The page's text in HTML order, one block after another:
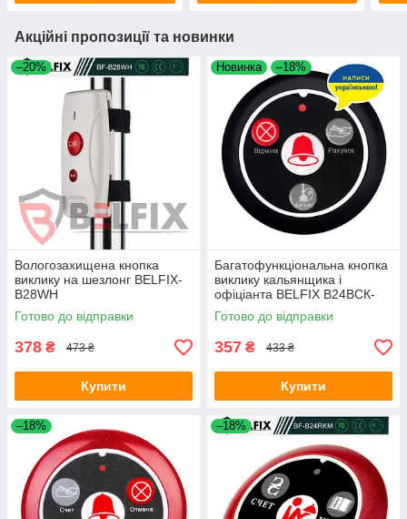
Акційні пропозиції та новинки
–20%
Вологозахищена кнопка
виклику на шезлонг BELFIX-
B28WH
Готово до відправки
378 ₴ 473 ₴
Купити
Новинка –18%
Багатофункціональна кнопка
виклику кальянщика і
офіціанта BELFIX В24ВСК-
UKR
Готово до відправки
357 ₴ 433 ₴
Купити
–18% –18%